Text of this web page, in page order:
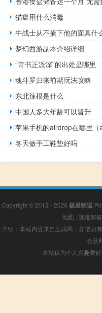
猫瘟用什么消毒
牛战士从不摘下他的面具什
梦幻西游副本介绍详细
“诗书正派深”的出处是哪里
魂斗罗归来前期玩法攻略
东北辣根是什么
中国人多大年龄可以晋升
苹果手机的airdrop在哪里（
冬天做手工鞋垫好吗
Copyright © 2012 - 2026 极星联盟
地图 | 疑难解答
声明：本站内容来自互联网，如信息
会及
本站仅为个人兴趣爱